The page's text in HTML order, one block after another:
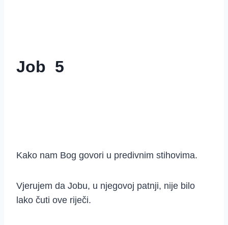
Job 5
Kako nam Bog govori u predivnim stihovima.
Vjerujem da Jobu, u njegovoj patnji, nije bilo
lako čuti ove riječi.